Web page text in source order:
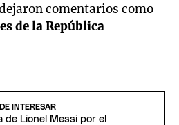
comentarios como
de la República
INTERESAR
de Lionel Messi por el